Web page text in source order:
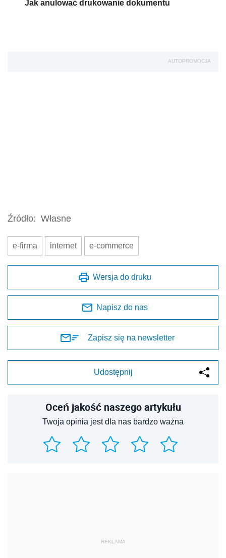
Jak anulować drukowanie dokumentu
AUTOPROMOCJA
Źródło: Własne
e-firma internet e-commerce
Wersja do druku
Napisz do nas
Zapisz się na newsletter
Udostępnij
Oceń jakość naszego artykułu
Twoja opinia jest dla nas bardzo ważna
REKLAMA